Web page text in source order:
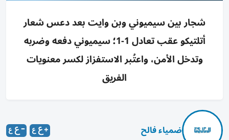
شجار بين سيميوني وبن وايت بعد دعس شعار
أتلتيكو عقب تعادل 1-1؛ سيميوني دفعه وضربه
وتدخل الأمن، واعتُبر الاستفزاز لكسر معنويات
الفريق
ضمياء فالح